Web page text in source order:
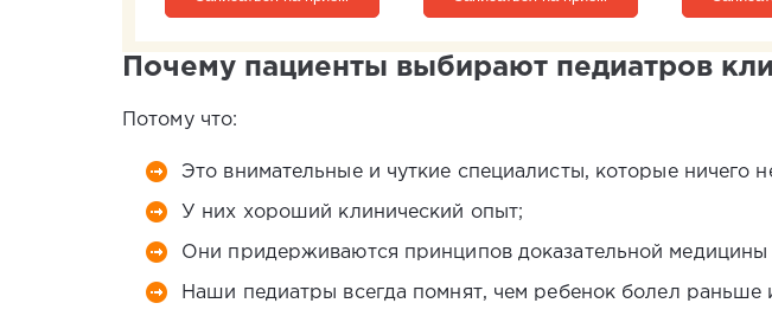
Почему пациенты выбирают педиатров
Потому что:
Это внимательные и чуткие специалисты, которые ничего
У них хороший клинический опыт;
Они придерживаются принципов доказательной медицины
Наши педиатры всегда помнят, чем ребенок болел раньше